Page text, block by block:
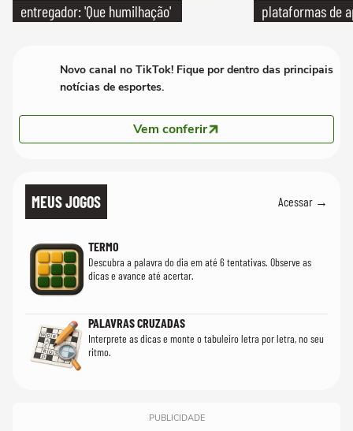
entregador: 'Que humilhação'
plataformas de
Novo canal no TikTok! Fique por dentro das principais
notícias de esportes.
Vem conferir
MEUS JOGOS Acessar →
TERMO
Descubra a palavra do dia em até 6 tentativas. Observe as
dicas e avance até acertar.
PALAVRAS CRUZADAS
Interprete as dicas e monte o tabuleiro letra por letra, no seu
ritmo.
PUBLICIDADE